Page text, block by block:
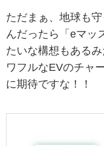
ただまぁ、地球も
んだったら「eマッ
たいな構想もある
ワフルなEVのチャ
に期待ですな！！